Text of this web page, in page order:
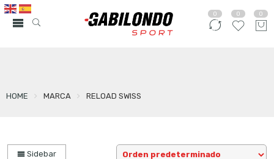
0 0 0
HOME MARCA RELOAD SWISS
Sidebar